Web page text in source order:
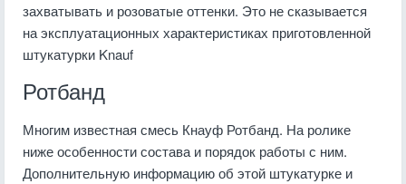
захватывать и розоватые оттенки. Это не сказывается
на эксплуатационных характеристиках приготовленной
штукатурки Knauf
Ротбанд
Многим известная смесь Кнауф Ротбанд. На ролике
ниже особенности состава и порядок работы с ним.
Дополнительную информацию об этой штукатурке и